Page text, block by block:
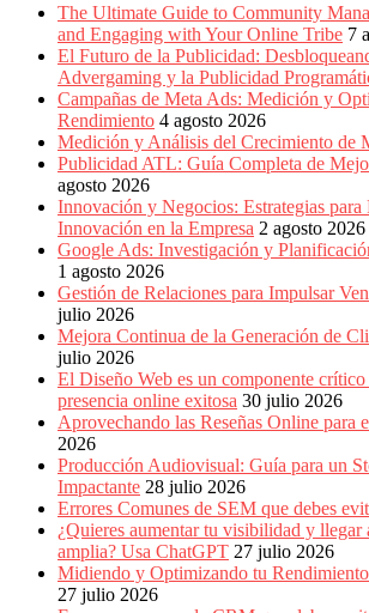
The Ultimate Guide to Community
and Engaging with Your Online Tribe 7
El Futuro de la Publicidad:
Advergaming y la Publicidad
Campañas de Meta Ads: Medición y
Rendimiento 4 agosto 2026
Medición y Análisis del Crecimiento de
Publicidad ATL: Guía Completa de
agosto 2026
Innovación y Negocios: Estrategias para
Innovación en la Empresa 2 agosto 2026
Google Ads: Investigación y
1 agosto 2026
Gestión de Relaciones para Impulsar
julio 2026
Mejora Continua de la Generación de
julio 2026
El Diseño Web es un componente
presencia online exitosa 30 julio 2026
Aprovechando las Reseñas Online para
2026
Producción Audiovisual: Guía para un
Impactante 28 julio 2026
Errores Comunes de SEM que debes
¿Quieres aumentar tu visibilidad y llegar
amplia? Usa ChatGPT 27 julio 2026
Midiendo y Optimizando tu Rendimiento
27 julio 2026